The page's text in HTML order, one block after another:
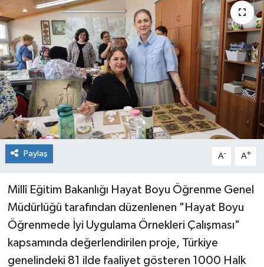
Paylaş A- A+
Millî Eğitim Bakanlığı Hayat Boyu Öğrenme Genel
Müdürlüğü tarafından düzenlenen "Hayat Boyu
Öğrenmede İyi Uygulama Örnekleri Çalışması"
kapsamında değerlendirilen proje, Türkiye
genelindeki 81 ilde faaliyet gösteren 1000 Halk